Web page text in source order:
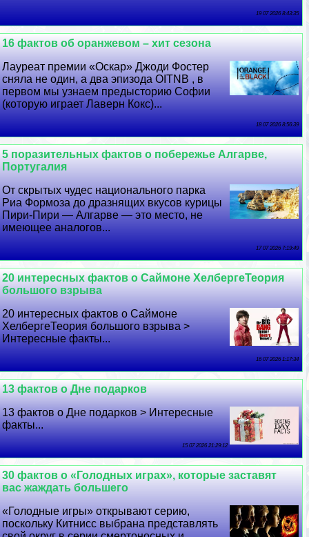
19 07 2026 8:43:35
16 фактов об оранжевом – хит сезона
Лауреат премии «Оскар» Джоди Фостер
сняла не один, а два эпизода OITNB , в
первом мы узнаем предысторию Софии
(которую играет Лаверн Кокс)...
18 07 2026 8:56:39
5 поразительных фактов о побережье Алгарве,
Португалия
От скрытых чудес национального парка
Риа Формоза до дразнящих вкусов курицы
Пири-Пири — Алгарве — это место, не
имеющее аналогов...
17 07 2026 7:19:49
20 интересных фактов о Саймоне ХелбергеТеория
большого взрыва
20 интересных фактов о Саймоне
ХелбергеТеория большого взрыва >
Интересные факты...
16 07 2026 1:17:34
13 фактов о Дне подарков
13 фактов о Дне подарков > Интересные
факты...
15 07 2026 21:29:12
30 фактов о «Голодных играх», которые заставят
вас жаждать большего
«Голодные игры» открывают серию,
поскольку Китнисс выбрана представлять